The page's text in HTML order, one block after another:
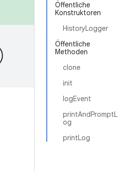
Öffentliche
Konstruktoren
HistoryLogger
Öffentliche
Methoden
clone
init
logEvent
printAndPromptL
og
printLog